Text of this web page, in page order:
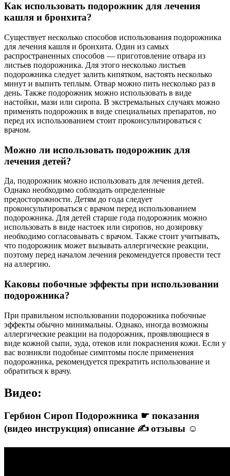
Как использовать подорожник для лечения
кашля и бронхита?
Существует несколько способов использования подорожника
для лечения кашля и бронхита. Один из самых
распространенных способов — приготовление отвара из
листьев подорожника. Для этого несколько листьев
подорожника следует залить кипятком, настоять несколько
минут и выпить теплым. Отвар можно пить несколько раз в
день. Также подорожник можно использовать в виде
настойки, мази или сиропа. В экстремальных случаях можно
применять подорожник в виде специальных препаратов, но
перед их использованием стоит проконсультироваться с
врачом.
Можно ли использовать подорожник для
лечения детей?
Да, подорожник можно использовать для лечения детей.
Однако необходимо соблюдать определенные
предосторожности. Детям до года следует
проконсультироваться с врачом перед использованием
подорожника. Для детей старше года подорожник можно
использовать в виде настоек или сиропов, но дозировку
необходимо согласовывать с врачом. Также стоит учитывать,
что подорожник может вызывать аллергические реакции,
поэтому перед началом лечения рекомендуется провести тест
на аллергию.
Каковы побочные эффекты при использовании
подорожника?
При правильном использовании подорожника побочные
эффекты обычно минимальны. Однако, иногда возможны
аллергические реакции на подорожник, проявляющиеся в
виде кожной сыпи, зуда, отеков или покраснения кожи. Если у
вас возникли подобные симптомы после применения
подорожника, рекомендуется прекратить использование и
обратиться к врачу.
Видео:
Гербион Сироп Подорожника ☛ показания
(видео инструкция) описание ✍ отзывы ☺️